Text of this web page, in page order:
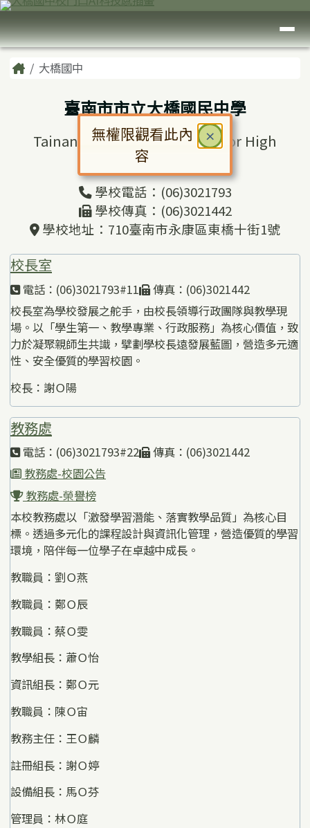
跳至主內容區
臺南市大橋國中
導覽列
主內容區域
Home大橋國中
臺南市市立大橋國民中學
Tainan Municipal Daciao Junior High
School
學校電話：(06)3021793
學校傳真：(06)3021442
學校地址：710臺南市永康區東橋十街1號
校長室
電話：(06)3021793#11
傳真：(06)3021442
校長室為學校發展之舵手，由校長領導行政團隊與教學現
場。以「學生第一、教學專業、行政服務」為核心價值，致
力於凝聚親師生共識，擘劃學校長遠發展藍圖，營造多元適
性、安全優質的學習校園。
校長：謝Ｏ陽
教務處
電話：(06)3021793#22
傳真：(06)3021442
教務處-校園公告
教務處-榮譽榜
本校教務處以「激發學習潛能、落實教學品質」為核心目
標。透過多元化的課程設計與資訊化管理，營造優質的學習
環境，陪伴每一位學子在卓越中成長。
教職員：劉Ｏ燕
教職員：鄭Ｏ辰
教職員：蔡Ｏ雯
教學組長：蕭Ｏ怡
資訊組長：鄭Ｏ元
教職員：陳Ｏ宙
教務主任：王Ｏ麟
註冊組長：謝Ｏ婷
設備組長：馬Ｏ芬
管理員：林Ｏ庭
頁尾區域
× 關閉
無權限觀看此內
容
對話框已開啟。請使用 Tab 鍵在